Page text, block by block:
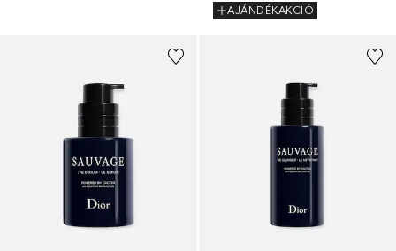
AJÁNDÉKAKCIÓ